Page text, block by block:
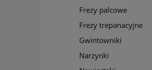
Frezy palcowe
Frezy trepanacyjne
Gwintowniki
Narzynki